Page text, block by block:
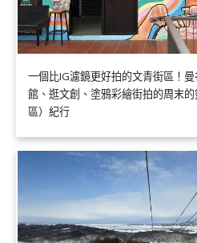
一個比IG濾鏡更好拍的文青街區！
館、逛文創、塗鴉彩繪街拍的周末的
區）紀行